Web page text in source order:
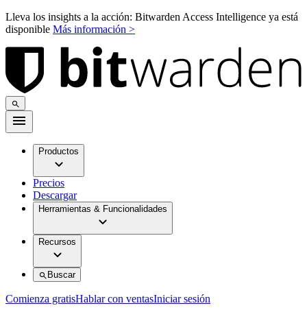
Lleva los insights a la acción: Bitwarden Access Intelligence ya está
disponible Más información >
Productos
Precios
Descargar
Herramientas & Funcionalidades
Recursos
Buscar
Comienza gratisHablar con ventasIniciar sesión